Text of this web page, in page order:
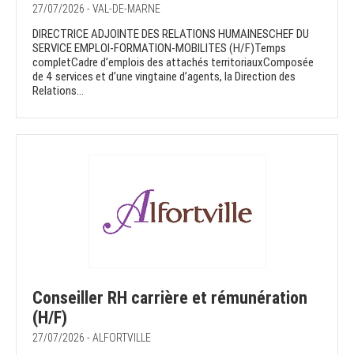
27/07/2026 - VAL-DE-MARNE
DIRECTRICE ADJOINTE DES RELATIONS HUMAINESCHEF DU
SERVICE EMPLOI-FORMATION-MOBILITES (H/F)Temps
completCadre d’emplois des attachés territoriauxComposée
de 4 services et d’une vingtaine d’agents, la Direction des
Relations...
Conseiller RH carrière et rémunération
(H/F)
27/07/2026 - ALFORTVILLE